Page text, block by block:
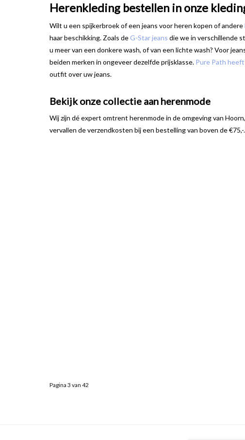
Herenkleding bestellen in onze
Wilt u een spijkerbroek of een jeans voor heren kopen of andere
haar beschikking. Zoals deG-Star jeans die we in verschillende
u meer van een donkere wash, of van een lichte wash? Voor
beiden merken in ongeveer dezelfde prijsklasse. Pure Path
outfit over uw jeans.
Bekijk onze collectie aan herenmode
Wij zijn dé expert omtrent herenmode in de omgeving van
vervallen de verzendkosten bij een bestelling van boven de €75,-
Pagina 3 van 42